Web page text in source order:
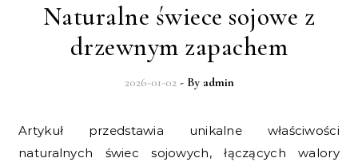
Naturalne świece sojowe z
drzewnym zapachem
2026-01-02 - By admin
Artykuł przedstawia unikalne właściwości
naturalnych świec sojowych, łączących walory